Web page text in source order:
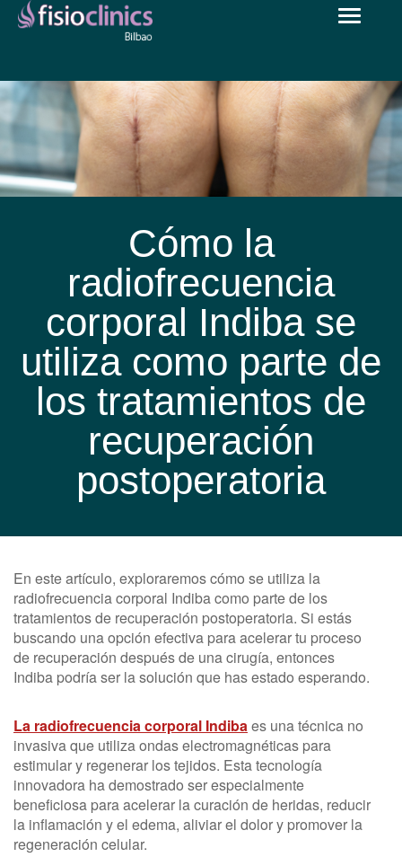
Pasar
principal
Toggle
Cómo la
radiofrecuencia
corporal Indiba se
utiliza como parte de
los tratamientos de
recuperación
postoperatoria
En este artículo, exploraremos cómo se utiliza la
radiofrecuencia corporal Indiba como parte de los
tratamientos de recuperación postoperatoria. Si estás
buscando una opción efectiva para acelerar tu proceso
de recuperación después de una cirugía, entonces
Indiba podría ser la solución que has estado esperando.
La radiofrecuencia corporal Indibaes una técnica no
invasiva que utiliza ondas electromagnéticas para
estimular y regenerar los tejidos. Esta tecnología
innovadora ha demostrado ser especialmente
beneficiosa para acelerar la curación de heridas, reducir
la inflamación y el edema, aliviar el dolor y promover la
regeneración celular.